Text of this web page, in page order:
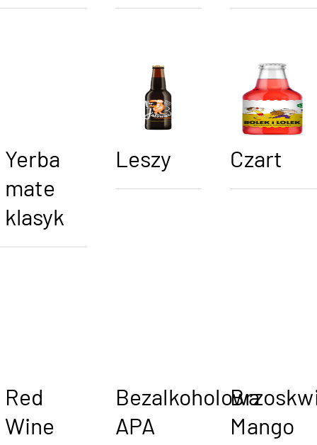
Yerba
mate
klasyk
Leszy Czart
Red
Wine
Bezalkoholowa
APA
Mango